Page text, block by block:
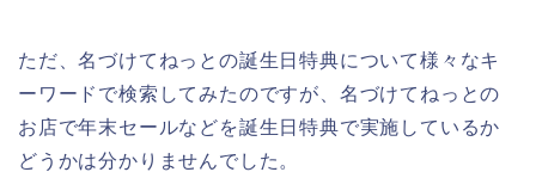
ただ、名づけてねっとの誕生日特典について様々なキ
ーワードで検索してみたのですが、名づけてねっとの
お店で年末セールなどを誕生日特典で実施しているか
どうかは分かりませんでした。